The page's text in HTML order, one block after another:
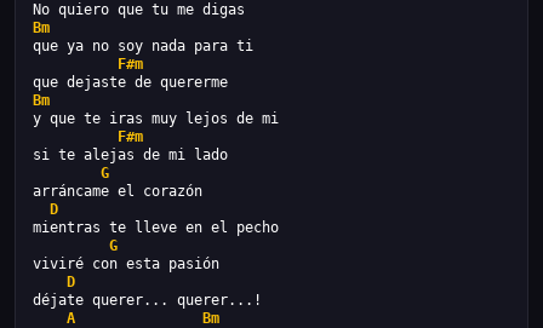
No quiero que tu me digas
Bm
que ya no soy nada para ti
F#m
que dejaste de quererme
Bm
y que te iras muy lejos de mi
F#m
si te alejas de mi lado
G
arráncame el corazón
D
mientras te lleve en el pecho
G
viviré con esta pasión
D
déjate querer... querer...!
A
Bm